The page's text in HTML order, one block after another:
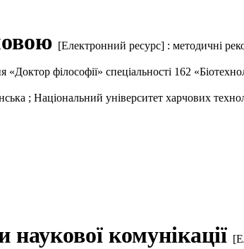
[Електронний ресурс] : методичні
філософії» спеціальності 162
; Національний університет харчових
комунікації